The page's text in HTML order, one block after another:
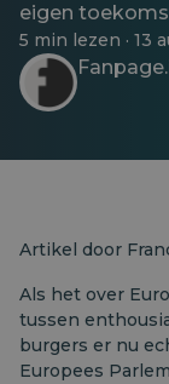
eigen
5 min lezen · 13
Artikel door
Als het over
tussen
burgers er nu
Europees